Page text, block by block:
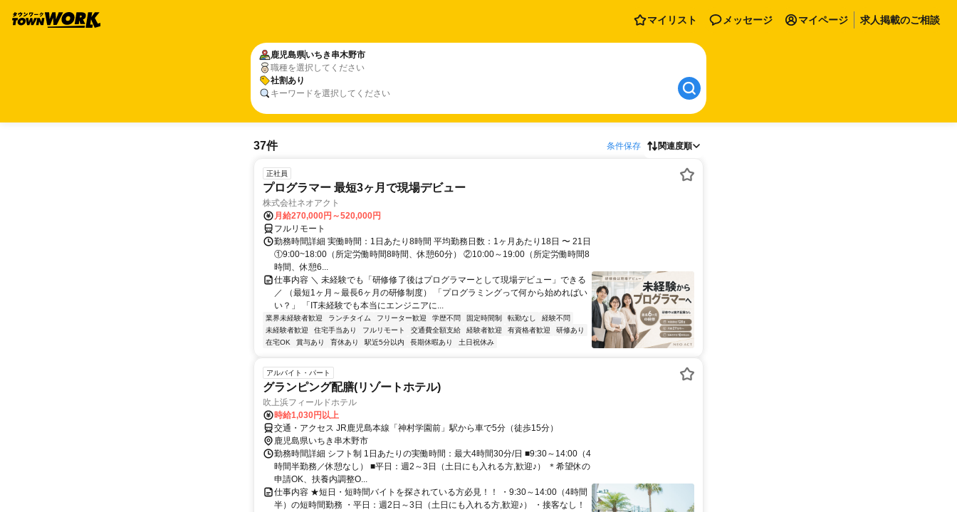
マイリスト メッセージ マイページ 求人掲載のご相談
鹿児島県いちき串木野市
職種を選択してください
社割あり
キーワードを選択してください
37件 条件保存 関連度順
正社員
プログラマー 最短3ヶ月で現場デビュー
株式会社ネオアクト
月給270,000円～520,000円
フルリモート
勤務時間詳細 実働時間：1日あたり8時間 平均勤務日数：1ヶ月あたり18日 〜 21日
①9:00~18:00（所定労働時間8時間、休憩60分） ②10:00～19:00（所定労働時間8
時間、休憩6...
仕事内容 ＼ 未経験でも「研修修了後はプログラマーとして現場デビュー」できる
／ （最短1ヶ月～最長6ヶ月の研修制度） 「プログラミングって何から始めればい
い？」 「IT未経験でも本当にエンジニアに...
業界未経験者歓迎 ランチタイム フリーター歓迎 学歴不問 固定時間制 転勤なし
経験不問
未経験者歓迎
住宅手当あり フルリモート 交通費全額支給 経験者歓迎 有資格者歓迎
研修あり
在宅OK
賞与あり 育休あり 駅近5分以内 長期休暇あり 土日祝休み
アルバイト・パート
グランピング配膳(リゾートホテル)
吹上浜フィールドホテル
時給1,030円以上
交通・アクセス JR鹿児島本線「神村学園前」駅から車で5分（徒歩15分）
鹿児島県いちき串木野市
勤務時間詳細 シフト制 1日あたりの実働時間：最大4時間30分/日 ■9:30～14:00（4
時間半勤務／休憩なし） ■平日：週2～3日（土日にも入れる方,歓迎♪） ＊希望休の
申請OK、扶養内調整O...
仕事内容 ★短日・短時間バイトを探されている方必見！！ ・9:30～14:00（4時間
半）の短時間勤務 ・平日：週2日～3日（土日にも入れる方,歓迎♪） ・接客なし！